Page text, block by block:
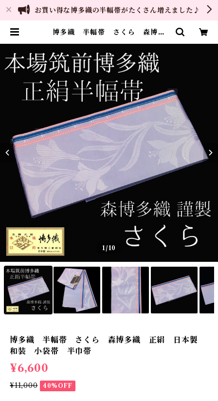
お買い得な博多織の半幅帯がたくさん増えました♪
博多織 半幅帯 さくら 森博多
物 呉服問屋 直販サイト
1/10
博多織 半幅帯 さくら 森博多織 正絹 日本製
和装 小袋帯 半巾帯
¥6,600
¥11,000 40%OFF